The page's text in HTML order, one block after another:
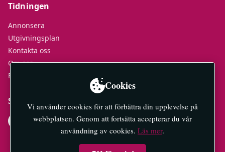
Tidningen
Annonsera
Utgivningsplan
Kontakta oss
Om oss
E-tidningar
Socialt
Cookies
Vi använder cookies för att förbättra din upplevelse på
webbplatsen. Genom att fortsätta accepterar du vår
användning av cookies. Läs mer.